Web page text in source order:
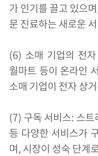
가 인기를 끌고 있으
문 진료하는 새로운
(6) 소매 기업의 전
월마트 등이 온라인
소매 기업이 전자 상
(7) 구독 서비스: 스
등 다양한 서비스가
며, 시장이 성숙 단계